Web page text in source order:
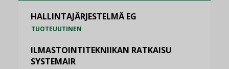
HALLINTAJÄRJESTELMÄ EG
TUOTEUUTINEN
ILMASTOINTITEKNIIKAN RATKAISU
SYSTEMAIR